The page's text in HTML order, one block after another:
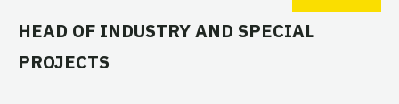
HEAD OF INDUSTRY AND SPECIAL
PROJECTS